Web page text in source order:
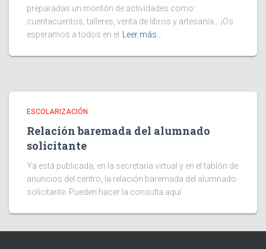
preparadas un montón de actividades como:
cuentacuentos, talleres, venta de libros y artesanía… ¡Os
esperamos a todos en el Leer más…
ESCOLARIZACIÓN
Relación baremada del alumnado
solicitante
Ya está publicada, en la secretaría virtual y en el tablón de
anuncios del centro, la relación baremada del alumnado
solicitante. Pueden hacer la consulta aquí.